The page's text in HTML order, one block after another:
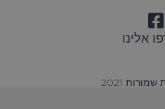
אלינו
2021